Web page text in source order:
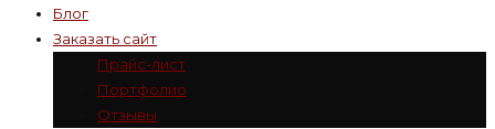
Блог
Заказать сайт
Прайс-лист
Портфолио
Отзывы